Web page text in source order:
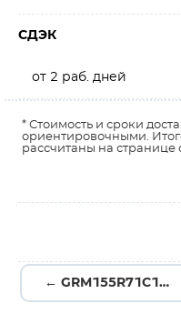
СДЭК
от 2 раб. дней
* Стоимость и сроки
ориентировочными.
рассчитаны на странице
← GRM155R71C103JA01D